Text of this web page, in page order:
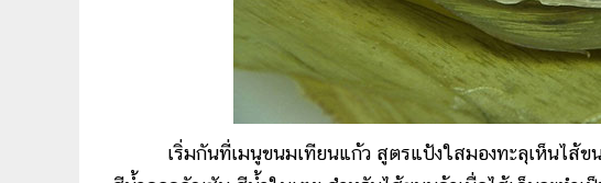
เริ่มกันที่เมนูขนมเทียนแก้ว สูตรแป้งใสมองทะลุเห็นไส้ขน